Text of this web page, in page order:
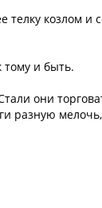
козлом и
тому и быть.
они
разную